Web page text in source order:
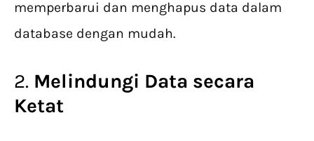
memperbarui dan menghapus data dalam
database dengan mudah.
2. Melindungi Data secara
Ketat